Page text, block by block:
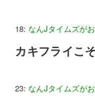
18:なんJタイムズが
カキフライこ
23:なんJタイムズが